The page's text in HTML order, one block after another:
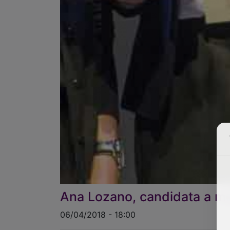
Ana Lozano, candidata a
06/04/2018 - 18:00